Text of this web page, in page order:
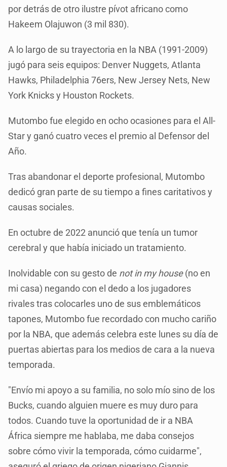
por detrás de otro ilustre pívot africano como
Hakeem Olajuwon (3 mil 830).
A lo largo de su trayectoria en la NBA (1991-2009)
jugó para seis equipos: Denver Nuggets, Atlanta
Hawks, Philadelphia 76ers, New Jersey Nets, New
York Knicks y Houston Rockets.
Mutombo fue elegido en ocho ocasiones para el All-
Star y ganó cuatro veces el premio al Defensor del
Año.
Tras abandonar el deporte profesional, Mutombo
dedicó gran parte de su tiempo a fines caritativos y
causas sociales.
En octubre de 2022 anunció que tenía un tumor
cerebral y que había iniciado un tratamiento.
Inolvidable con su gesto de not in my house(no en
mi casa) negando con el dedo a los jugadores
rivales tras colocarles uno de sus emblemáticos
tapones, Mutombo fue recordado con mucho cariño
por la NBA, que además celebra este lunes su día de
puertas abiertas para los medios de cara a la nueva
temporada.
"Envío mi apoyo a su familia, no solo mío sino de los
Bucks, cuando alguien muere es muy duro para
todos. Cuando tuve la oportunidad de ir a NBA
África siempre me hablaba, me daba consejos
sobre cómo vivir la temporada, cómo cuidarme",